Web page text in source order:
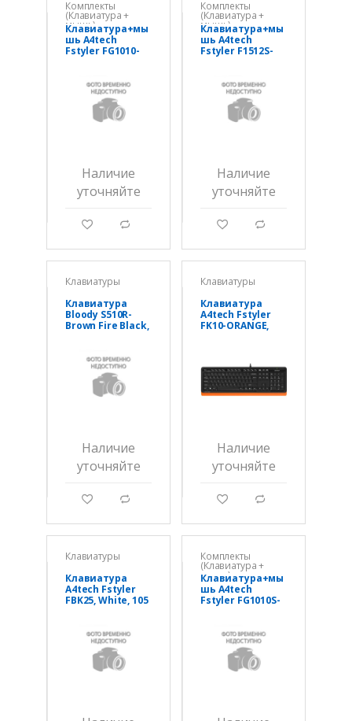
Комплекты
(Клавиатура +
мышь)
Клавиатура+мы
шь A4tech
Fstyler FG1010-
Multim., 2000 DPI,
беспроводная
Наличие
уточняйте
g d
Комплекты
(Клавиатура +
мышь)
Клавиатура+мы
шь A4tech
Fstyler F1512S-
FN 12
Multimedia, 1200
DPI, USB
Наличие
уточняйте
g d
Клавиатуры
Клавиатура
Bloody S510R-
Brown Fire Black,
Multimedia, USB
Наличие
уточняйте
g d
Клавиатуры
Клавиатура
A4tech Fstyler
FK10-ORANGE,
Наличие
уточняйте
g d
Клавиатуры
Клавиатура
A4tech Fstyler
FBK25, White, 105
беспроводная
BT+2,4G
Комплекты
(Клавиатура +
мышь)
Клавиатура+мы
шь A4tech
Fstyler FG1010S-
2000 DPI,
беспроводная